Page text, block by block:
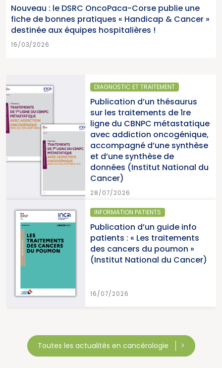
Nouveau : le DSRC OncoPaca-Corse publie une
fiche de bonnes pratiques « Handicap & Cancer »
destinée aux équipes hospitalières !
16/03/2026
DIAGNOSTIC ET TRAITEMENT
Publication d’un thésaurus
sur les traitements de 1re
ligne du CBNPC métastatique
avec addiction oncogénique,
accompagné d’une synthèse
et d’une synthèse de
données (Institut National du
Cancer)
28/07/2026
INFORMATION PATIENTS
Publication d’un guide info
patients : « Les traitements
des cancers du poumon »
(Institut National du Cancer)
16/07/2026
Toutes les actualités en cancérologie